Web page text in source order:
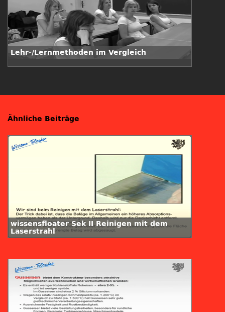
Lehr-/Lernmethoden im Vergleich
Ähnliche Beiträge
wissensfloater Sek II Reinigen mit dem
Laserstrahl